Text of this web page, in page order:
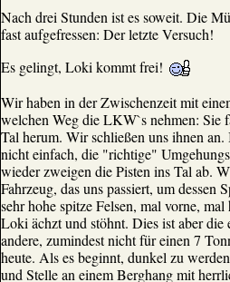
Nach drei Stunden ist es soweit. Die
fast aufgefressen: Der letzte Versuch!
Es gelingt, Loki kommt frei!
Wir haben in der Zwischenzeit mit
welchen Weg die LKW`s nehmen: Sie
Tal herum. Wir schließen uns ihnen
nicht einfach, die "richtige"
wieder zweigen die Pisten ins Tal ab.
Fahrzeug, das uns passiert, um dessen
sehr hohe spitze Felsen, mal vorne,
Loki ächzt und stöhnt. Dies ist aber die
andere, zumindest nicht für einen 7
heute. Als es beginnt, dunkel zu
und Stelle an einem Berghang mit